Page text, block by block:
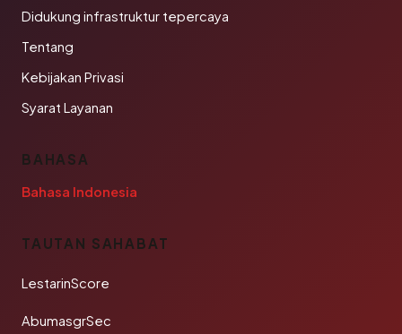
Didukung infrastruktur tepercaya
Tentang
Kebijakan Privasi
Syarat Layanan
BAHASA
Bahasa Indonesia
TAUTAN SAHABAT
LestarinScore
AbumasgrSec